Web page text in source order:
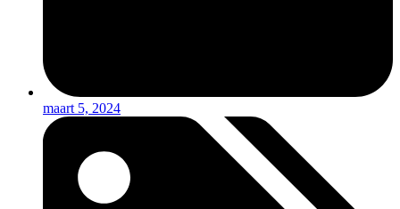
maart 5, 2024